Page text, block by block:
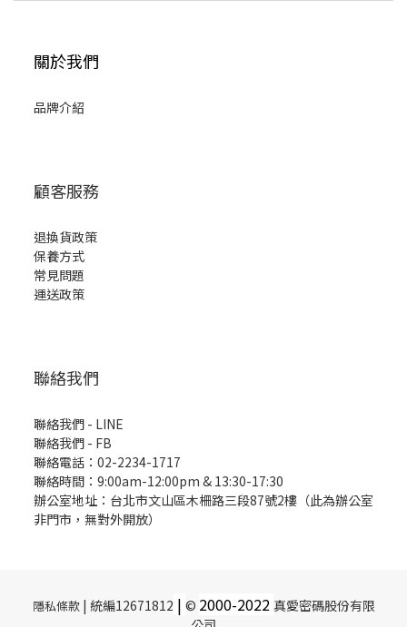
關於我們
品牌介紹
顧客服務
退換貨政策
保養方式
常見問題
運送政策
聯絡我們
聯絡我們 - LINE
聯絡我們 - FB
聯絡電話：02-2234-1717
聯絡時間：9:00am-12:00pm & 13:30-17:30
辦公室地址：台北市文山區木柵路三段87號2樓（此為辦公室
非門市，無對外開放）
隱私條款| 統編12671812 | © 2000-2022 真愛密碼股份有限